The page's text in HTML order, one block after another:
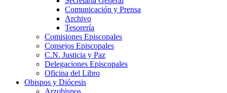
Comunicación y Prensa
Archivo
Tesorería
Comisiones Episcopales
Consejos Episcopales
C.N. Justicia y Paz
Delegaciones Episcopales
Oficina del Libro
Obispos y Diócesis
Arzobispos